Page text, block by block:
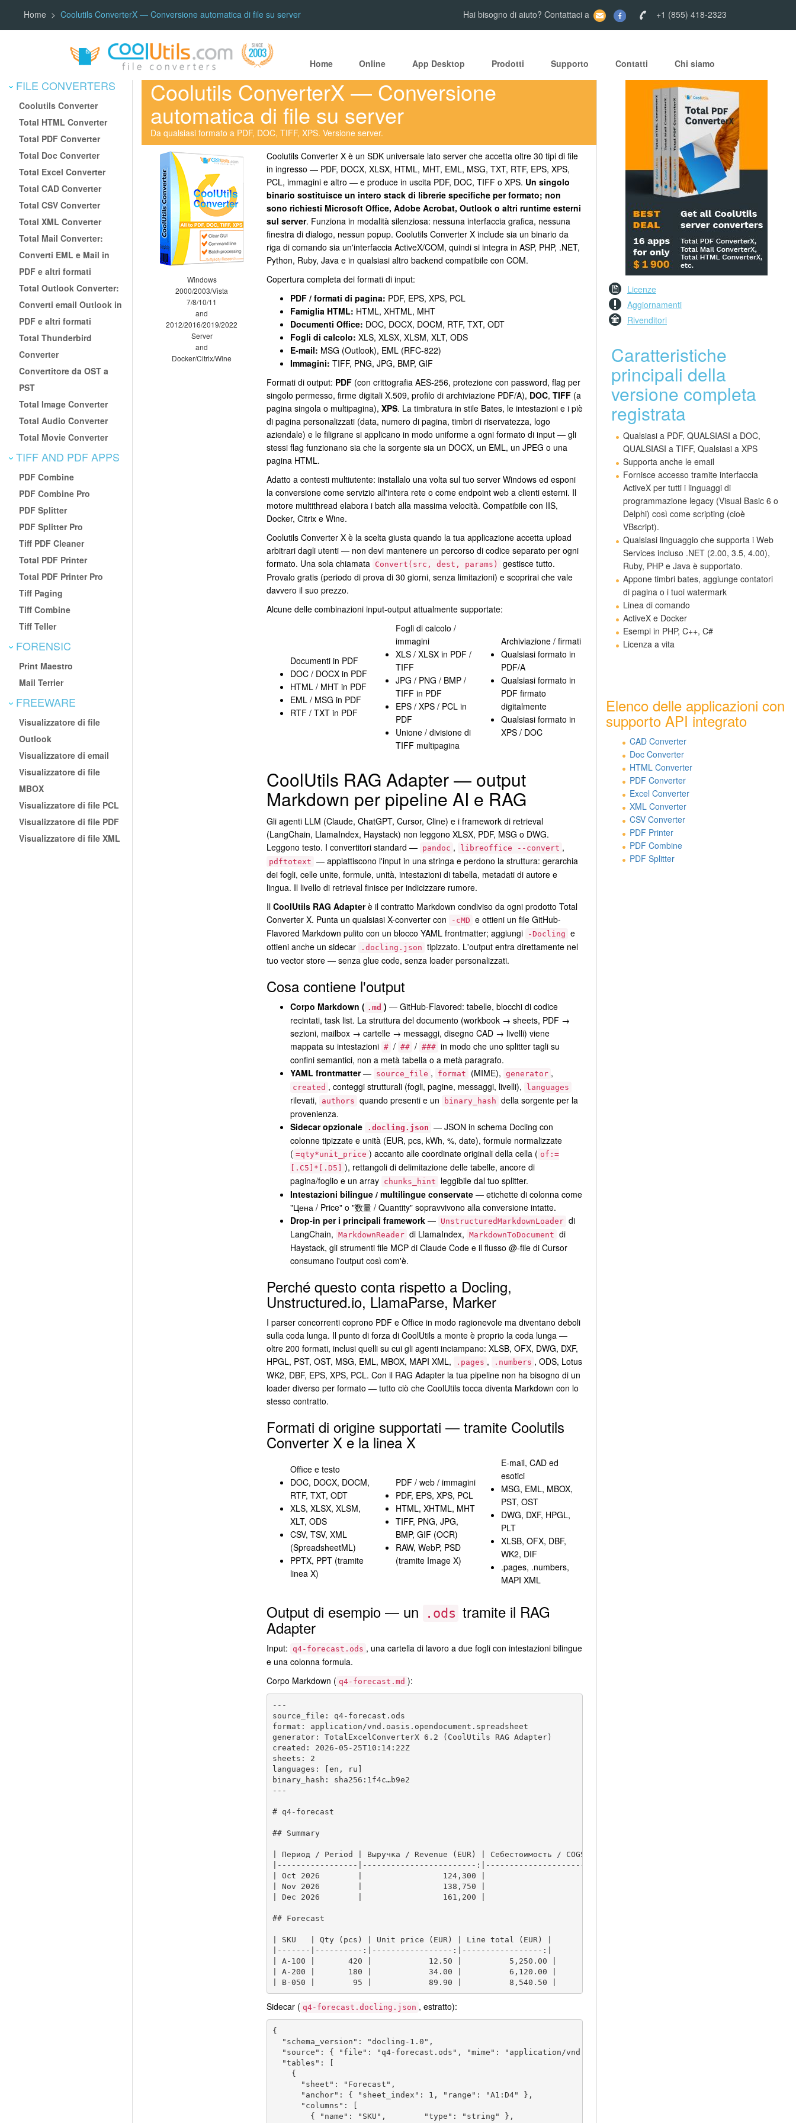
Home Coolutils ConverterX — Conversione automatica di file su server Hai bisogno di aiuto? Contattaci a +1 (855) 418-2323
Home Online App Desktop Prodotti Supporto Contatti Chi siamo
FILE CONVERTERS
Coolutils Converter
Total HTML Converter
Total PDF Converter
Total Doc Converter
Total Excel Converter
Total CAD Converter
Total CSV Converter
Total XML Converter
Total Mail Converter:
Converti EML e Mail in
PDF e altri formati
Total Outlook Converter:
Converti email Outlook in
PDF e altri formati
Total Thunderbird
Converter
Convertitore da OST a
PST
Total Image Converter
Total Audio Converter
Total Movie Converter
TIFF AND PDF APPS
PDF Combine
PDF Combine Pro
PDF Splitter
PDF Splitter Pro
Tiff PDF Cleaner
Total PDF Printer
Total PDF Printer Pro
Tiff Paging
Tiff Combine
Tiff Teller
FORENSIC
Print Maestro
Mail Terrier
FREEWARE
Visualizzatore di file
Outlook
Visualizzatore di email
Visualizzatore di file
MBOX
Visualizzatore di file PCL
Visualizzatore di file PDF
Visualizzatore di file XML
Coolutils ConverterX — Conversione
automatica di file su server
Da qualsiasi formato a PDF, DOC, TIFF, XPS. Versione server.
Windows
2000/2003/Vista
7/8/10/11
and
2012/2016/2019/2022
Server
and
Docker/Citrix/Wine
Coolutils Converter X è un SDK universale lato server che accetta oltre 30 tipi di file
in ingresso — PDF, DOCX, XLSX, HTML, MHT, EML, MSG, TXT, RTF, EPS, XPS,
PCL, immagini e altro — e produce in uscita PDF, DOC, TIFF o XPS. Un singolo
binario sostituisce un intero stack di librerie specifiche per formato; non
sono richiesti Microsoft Office, Adobe Acrobat, Outlook o altri runtime esterni
sul server. Funziona in modalità silenziosa: nessuna interfaccia grafica, nessuna
finestra di dialogo, nessun popup. Coolutils Converter X include sia un binario da
riga di comando sia un'interfaccia ActiveX/COM, quindi si integra in ASP, PHP, .NET,
Python, Ruby, Java e in qualsiasi altro backend compatibile con COM.
Copertura completa dei formati di input:
PDF / formati di pagina: PDF, EPS, XPS, PCL
Famiglia HTML: HTML, XHTML, MHT
Documenti Office: DOC, DOCX, DOCM, RTF, TXT, ODT
Fogli di calcolo: XLS, XLSX, XLSM, XLT, ODS
E-mail: MSG (Outlook), EML (RFC-822)
Immagini: TIFF, PNG, JPG, BMP, GIF
Formati di output: PDF(con crittografia AES-256, protezione con password, flag per
singolo permesso, firme digitali X.509, profilo di archiviazione PDF/A), DOC, TIFF(a
pagina singola o multipagina), XPS. La timbratura in stile Bates, le intestazioni e i piè
di pagina personalizzati (data, numero di pagina, timbri di riservatezza, logo
aziendale) e le filigrane si applicano in modo uniforme a ogni formato di input — gli
stessi flag funzionano sia che la sorgente sia un DOCX, un EML, un JPEG o una
pagina HTML.
Adatto a contesti multiutente: installalo una volta sul tuo server Windows ed esponi
la conversione come servizio all'intera rete o come endpoint web a clienti esterni. Il
motore multithread elabora i batch alla massima velocità. Compatibile con IIS,
Docker, Citrix e Wine.
Coolutils Converter X è la scelta giusta quando la tua applicazione accetta upload
arbitrari dagli utenti — non devi mantenere un percorso di codice separato per ogni
formato. Una sola chiamata Convert(src, dest, params)
gestisce tutto.
Provalo gratis (periodo di prova di 30 giorni, senza limitazioni) e scoprirai che vale
davvero il suo prezzo.
Alcune delle combinazioni input-output attualmente supportate:
Documenti in PDF
DOC / DOCX in PDF
HTML / MHT in PDF
EML / MSG in PDF
RTF / TXT in PDF
Fogli di calcolo /
immagini
XLS / XLSX in PDF /
TIFF
JPG / PNG / BMP /
TIFF in PDF
EPS / XPS / PCL in
PDF
Unione / divisione di
TIFF multipagina
Archiviazione / firmati
Qualsiasi formato in
PDF/A
Qualsiasi formato in
PDF firmato
digitalmente
Qualsiasi formato in
XPS / DOC
CoolUtils RAG Adapter — output
Markdown per pipeline AI e RAG
Gli agenti LLM (Claude, ChatGPT, Cursor, Cline) e i framework di retrieval
(LangChain, LlamaIndex, Haystack) non leggono XLSX, PDF, MSG o DWG.
Leggono testo. I convertitori standard — pandoc , libreoffice --convert ,
pdftotext — appiattiscono l'input in una stringa e perdono la struttura: gerarchia
dei fogli, celle unite, formule, unità, intestazioni di tabella, metadati di autore e
lingua. Il livello di retrieval finisce per indicizzare rumore.
Il CoolUtils RAG Adapterè il contratto Markdown condiviso da ogni prodotto Total
Converter X. Punta un qualsiasi X-converter con
-cMD e ottieni un file GitHub-
Flavored Markdown pulito con un blocco YAML frontmatter; aggiungi
-Docling e
ottieni anche un sidecar
.docling.json tipizzato. L'output entra direttamente nel
tuo vector store — senza glue code, senza loader personalizzati.
Cosa contiene l'output
Corpo Markdown ( .md ) — GitHub-Flavored: tabelle, blocchi di codice
recintati, task list. La struttura del documento (workbook → sheets, PDF →
sezioni, mailbox → cartelle → messaggi, disegno CAD → livelli) viene
mappata su intestazioni # / ## / ### in modo che uno splitter tagli su
confini semantici, non a metà tabella o a metà paragrafo.
YAML frontmatter— source_file , format (MIME), generator ,
created , conteggi strutturali (fogli, pagine, messaggi, livelli), languages
rilevati, authors quando presenti e un binary_hash della sorgente per la
provenienza.
Sidecar opzionale
.docling.json — JSON in schema Docling con
colonne tipizzate e unità (EUR, pcs, kWh, %, date), formule normalizzate
( =qty*unit_price ) accanto alle coordinate originali della cella ( of:=
[.C5]*[.D5]
), rettangoli di delimitazione delle tabelle, ancore di
pagina/foglio e un array chunks_hint
leggibile dal tuo splitter.
Intestazioni bilingue / multilingue conservate— etichette di colonna come
"Цена / Price" o "数量 / Quantity" sopravvivono alla conversione intatte.
Drop-in per i principali framework— UnstructuredMarkdownLoader di
LangChain, MarkdownReader di LlamaIndex, MarkdownToDocument di
Haystack, gli strumenti file MCP di Claude Code e il flusso @-file di Cursor
consumano l'output così com'è.
Perché questo conta rispetto a Docling,
Unstructured.io, LlamaParse, Marker
I parser concorrenti coprono PDF e Office in modo ragionevole ma diventano deboli
sulla coda lunga. Il punto di forza di CoolUtils a monte è proprio la coda lunga —
oltre 200 formati, inclusi quelli su cui gli agenti inciampano: XLSB, OFX, DWG, DXF,
HPGL, PST, OST, MSG, EML, MBOX, MAPI XML,
.pages , .numbers , ODS, Lotus
WK2, DBF, EPS, XPS, PCL. Con il RAG Adapter la tua pipeline non ha bisogno di un
loader diverso per formato — tutto ciò che CoolUtils tocca diventa Markdown con lo
stesso contratto.
Formati di origine supportati — tramite Coolutils
Converter X e la linea X
Office e testo
DOC, DOCX, DOCM,
RTF, TXT, ODT
XLS, XLSX, XLSM,
XLT, ODS
CSV, TSV, XML
(SpreadsheetML)
PPTX, PPT (tramite
linea X)
PDF / web / immagini
PDF, EPS, XPS, PCL
HTML, XHTML, MHT
TIFF, PNG, JPG,
BMP, GIF (OCR)
RAW, WebP, PSD
(tramite Image X)
E-mail, CAD ed
esotici
MSG, EML, MBOX,
PST, OST
DWG, DXF, HPGL,
PLT
XLSB, OFX, DBF,
WK2, DIF
.pages, .numbers,
MAPI XML
Output di esempio — un .ods tramite il RAG
Adapter
Input: q4-forecast.ods , una cartella di lavoro a due fogli con intestazioni bilingue
e una colonna formula.
Corpo Markdown ( q4-forecast.md ):
---
source_file: q4-forecast.ods
format: application/vnd.oasis.opendocument.spreadsheet
generator: TotalExcelConverterX 6.2 (CoolUtils RAG Adapter)
created: 2026-05-25T10:14:22Z
sheets: 2
languages: [en, ru]
binary_hash: sha256:1f4c…b9e2
---
# q4-forecast
## Summary
| Период / Period | Выручка / Revenue (EUR) | Себестоимость / COGS (EUR) | Маржа / Margin (EUR) |
|-----------------|------------------------:|---------------------------:|---------------------:|
| Oct 2026        |                 124,300 |                     78,400 |               45,900 |
| Nov 2026        |                 138,750 |                     82,100 |               56,650 |
| Dec 2026        |                 161,200 |                     91,300 |               69,900 |
## Forecast
| SKU   | Qty (pcs) | Unit price (EUR) | Line total (EUR) |
|-------|----------:|-----------------:|-----------------:|
| A-100 |       420 |            12.50 |          5,250.00 |
| A-200 |       180 |            34.00 |          6,120.00 |
Sidecar ( q4-forecast.docling.json , estratto):
{
  "schema_version": "docling-1.0",
"source": { "file": "q4-forecast.ods", "mime": "application/vnd.oasis.opendocument.spreadsheet",
  "tables": [
    {
      "sheet": "Forecast",
      "anchor": { "sheet_index": 1, "range": "A1:D4" },
      "columns": [
        { "name": "SKU",        "type": "string" },
Licenze
Aggiornamenti
Rivenditori
Caratteristiche
principali della
versione completa
registrata
Qualsiasi a PDF, QUALSIASI a DOC,
QUALSIASI a TIFF, Qualsiasi a XPS
Supporta anche le email
Fornisce accesso tramite interfaccia
ActiveX per tutti i linguaggi di
programmazione legacy (Visual Basic 6 o
Delphi) così come scripting (cioè
VBscript).
Qualsiasi linguaggio che supporta i Web
Services incluso .NET (2.00, 3.5, 4.00),
Ruby, PHP e Java è supportato.
Appone timbri bates, aggiunge contatori
di pagina o i tuoi watermark
Linea di comando
ActiveX e Docker
Esempi in PHP, C++, C#
Licenza a vita
Elenco delle applicazioni con
supporto API integrato
CAD Converter
Doc Converter
HTML Converter
PDF Converter
Excel Converter
XML Converter
CSV Converter
PDF Printer
PDF Combine
PDF Splitter